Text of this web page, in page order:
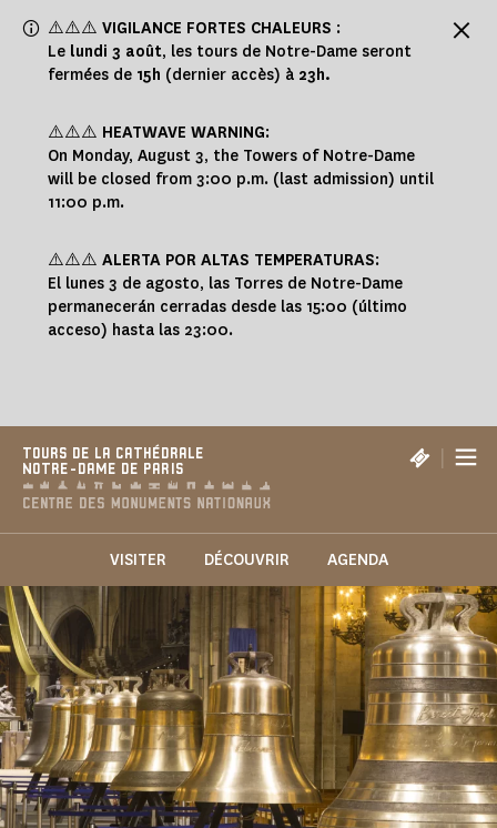
⚠️⚠️⚠️ VIGILANCE FORTES CHALEURS :
Le lundi 3 août, les tours de Notre-Dame seront
fermées de 15h (dernier accès) à 23h.
⚠️⚠️⚠️ HEATWAVE WARNING:
On Monday, August 3, the Towers of Notre-Dame
will be closed from 3:00 p.m. (last admission) until
11:00 p.m.
⚠️⚠️⚠️ ALERTA POR ALTAS TEMPERATURAS:
El lunes 3 de agosto, las Torres de Notre-Dame
permanecerán cerradas desde las 15:00 (último
acceso) hasta las 23:00.
TOURS DE LA CATHÉDRALE
NOTRE-DAME DE PARIS
|
VISITER DÉCOUVRIR AGENDA